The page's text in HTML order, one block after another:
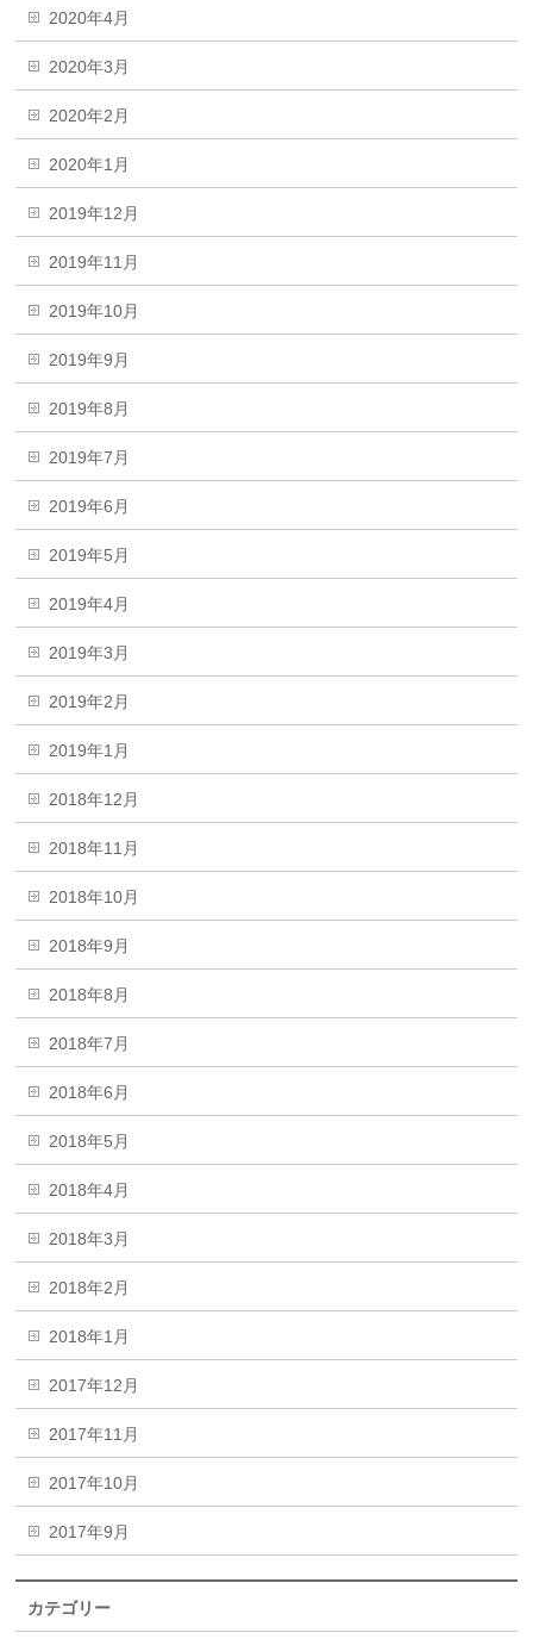
2020年4月
2020年3月
2020年2月
2020年1月
2019年12月
2019年11月
2019年10月
2019年9月
2019年8月
2019年7月
2019年6月
2019年5月
2019年4月
2019年3月
2019年2月
2019年1月
2018年12月
2018年11月
2018年10月
2018年9月
2018年8月
2018年7月
2018年6月
2018年5月
2018年4月
2018年3月
2018年2月
2018年1月
2017年12月
2017年11月
2017年10月
2017年9月
カテゴリー